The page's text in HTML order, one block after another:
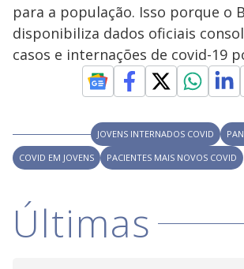
V
i
d
e
o
M
u
d
o
para a população. Isso porque o
disponibiliza dados oficiais
casos e internações de covid-19
JOVENS INTERNADOS COVID
COVID EM JOVENS
PACIENTES MAIS NOVOS COVID
Últimas